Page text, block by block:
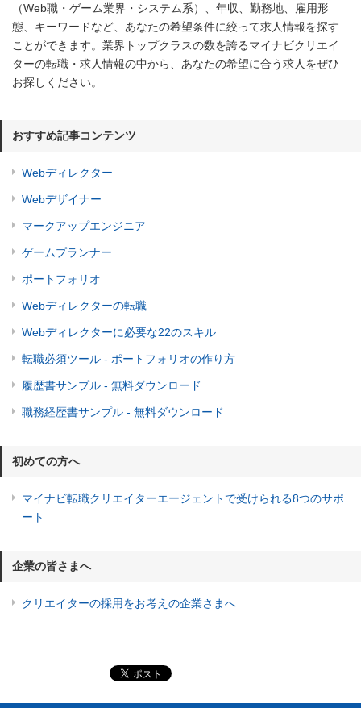
（Web職・ゲーム業界・システム系）、年収、勤務地、雇用形
態、キーワードなど、あなたの希望条件に絞って求人情報を探す
ことができます。業界トップクラスの数を誇るマイナビクリエイ
ターの転職・求人情報の中から、あなたの希望に合う求人をぜひ
お探しください。
おすすめ記事コンテンツ
Webディレクター
Webデザイナー
マークアップエンジニア
ゲームプランナー
ポートフォリオ
Webディレクターの転職
Webディレクターに必要な22のスキル
転職必須ツール - ポートフォリオの作り方
履歴書サンプル - 無料ダウンロード
職務経歴書サンプル - 無料ダウンロード
初めての方へ
マイナビ転職クリエイターエージェントで受けられる8つのサポ
ート
企業の皆さまへ
クリエイターの採用をお考えの企業さまへ